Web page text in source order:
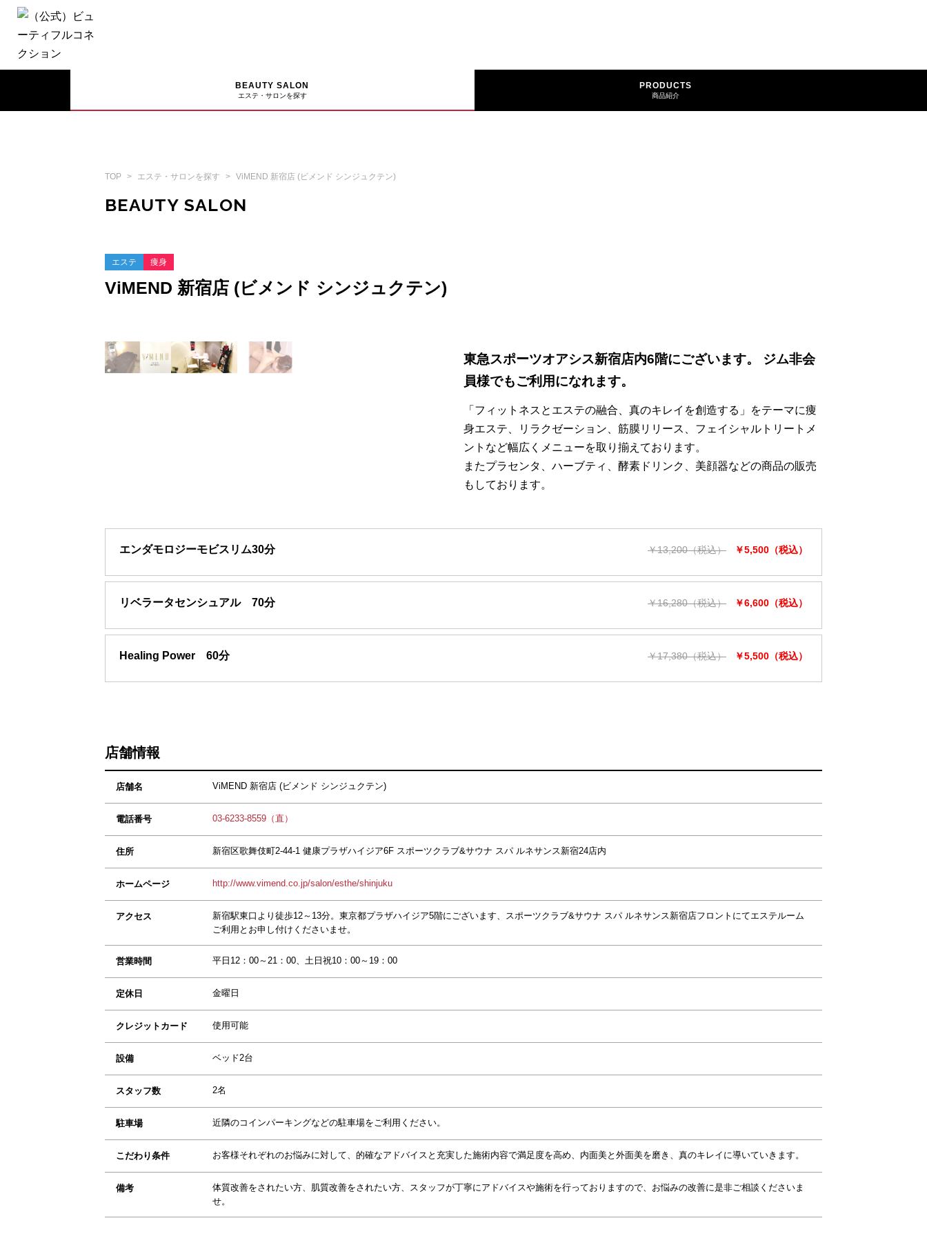
BEAUTY SALON
エステ・サロンを探す
PRODUCTS
商品紹介
TOP エステ・サロンを探す ViMEND 新宿店 (ビメンド シンジュクテン)
BEAUTY SALON
エステ 痩身
ViMEND 新宿店 (ビメンド シンジュクテン)
東急スポーツオアシス新宿店内6階にございます。 ジム非会
員様でもご利用になれます。
「フィットネスとエステの融合、真のキレイを創造する」をテーマに痩
身エステ、リラクゼーション、筋膜リリース、フェイシャルトリートメ
ントなど幅広くメニューを取り揃えております。
またプラセンタ、ハーブティ、酵素ドリンク、美顔器などの商品の販売
もしております。
エンダモロジーモビスリム30分 ￥13,200（税込） ￥5,500（税込）
リベラータセンシュアル 70分 ￥16,280（税込） ￥6,600（税込）
Healing Power 60分 ￥17,380（税込） ￥5,500（税込）
店舗情報
店舗名 ViMEND 新宿店 (ビメンド シンジュクテン)
電話番号 03-6233-8559（直）
住所 新宿区歌舞伎町2-44-1 健康プラザハイジア6F スポーツクラブ&サウナ スパ ルネサンス新宿24店内
ホームページ http://www.vimend.co.jp/salon/esthe/shinjuku
アクセス
新宿駅東口より徒歩12～13分。東京都プラザハイジア5階にございます、スポーツクラブ&サウナ スパ ルネサンス新宿店フロントにてエステルーム
ご利用とお申し付けくださいませ。
営業時間 平日12：00～21：00、土日祝10：00～19：00
定休日 金曜日
クレジットカード 使用可能
設備 ベッド2台
スタッフ数 2名
駐車場 近隣のコインパーキングなどの駐車場をご利用ください。
こだわり条件 お客様それぞれのお悩みに対して、的確なアドバイスと充実した施術内容で満足度を高め、内面美と外面美を磨き、真のキレイに導いていきます。
備考
体質改善をされたい方、肌質改善をされたい方、スタッフが丁寧にアドバイスや施術を行っておりますので、お悩みの改善に是非ご相談くださいま
せ。